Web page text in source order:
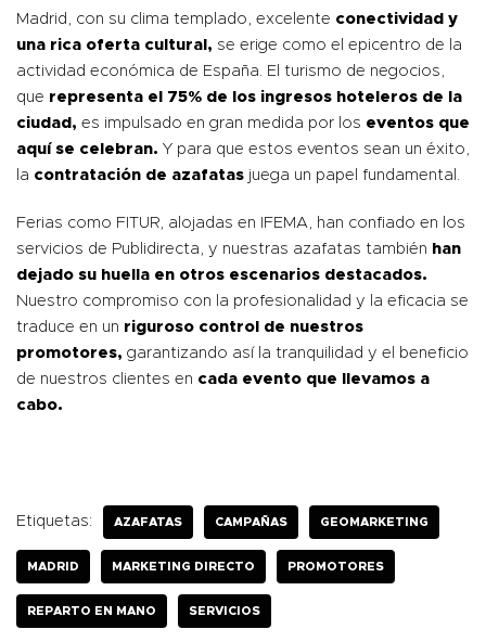
Madrid, con su clima templado, excelente conectividad y
una rica oferta cultural, se erige como el epicentro de la
actividad económica de España. El turismo de negocios,
que representa el 75% de los ingresos hoteleros de la
ciudad, es impulsado en gran medida por los eventos que
aquí se celebran. Y para que estos eventos sean un éxito,
la contratación de azafatas juega un papel fundamental.
Ferias como FITUR, alojadas en IFEMA, han confiado en los
servicios de Publidirecta, y nuestras azafatas también han
dejado su huella en otros escenarios destacados.
Nuestro compromiso con la profesionalidad y la eficacia se
traduce en un riguroso control de nuestros
promotores, garantizando así la tranquilidad y el beneficio
de nuestros clientes en cada evento que llevamos a
cabo.
Etiquetas: AZAFATAS CAMPAÑAS GEOMARKETING
MADRID MARKETING DIRECTO PROMOTORES
REPARTO EN MANO SERVICIOS